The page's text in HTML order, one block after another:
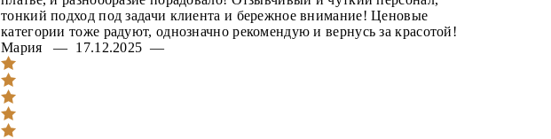
тонкий подход под задачи клиента и бережное внимание! Ценовые
категории тоже радуют, однозначно рекомендую и вернусь за красотой!
Мария — 17.12.2025 —